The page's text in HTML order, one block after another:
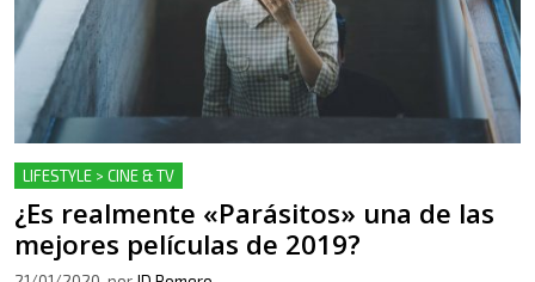
LIFESTYLE > CINE & TV
¿Es realmente «Parásitos» una de las
mejores películas de 2019?